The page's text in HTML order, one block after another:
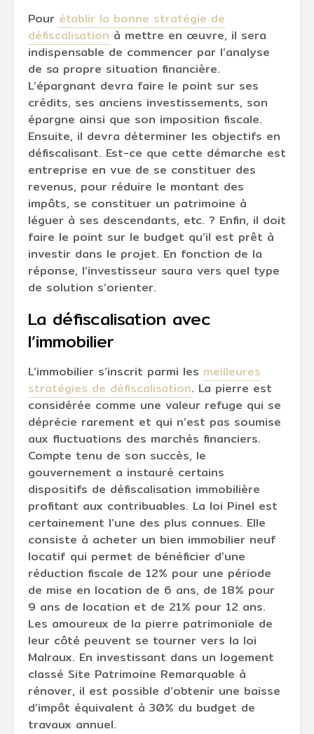
Pour établir la bonne stratégie de
défiscalisation à mettre en œuvre, il sera
indispensable de commencer par l’analyse
de sa propre situation financière.
L’épargnant devra faire le point sur ses
crédits, ses anciens investissements, son
épargne ainsi que son imposition fiscale.
Ensuite, il devra déterminer les objectifs en
défiscalisant. Est-ce que cette démarche est
entreprise en vue de se constituer des
revenus, pour réduire le montant des
impôts, se constituer un patrimoine à
léguer à ses descendants, etc. ? Enfin, il doit
faire le point sur le budget qu’il est prêt à
investir dans le projet. En fonction de la
réponse, l’investisseur saura vers quel type
de solution s’orienter.
La défiscalisation avec
l’immobilier
L’immobilier s’inscrit parmi les meilleures
stratégies de défiscalisation. La pierre est
considérée comme une valeur refuge qui se
déprécie rarement et qui n’est pas soumise
aux fluctuations des marchés financiers.
Compte tenu de son succès, le
gouvernement a instauré certains
dispositifs de défiscalisation immobilière
profitant aux contribuables. La loi Pinel est
certainement l’une des plus connues. Elle
consiste à acheter un bien immobilier neuf
locatif qui permet de bénéficier d’une
réduction fiscale de 12% pour une période
de mise en location de 6 ans, de 18% pour
9 ans de location et de 21% pour 12 ans.
Les amoureux de la pierre patrimoniale de
leur côté peuvent se tourner vers la loi
Malraux. En investissant dans un logement
classé Site Patrimoine Remarquable à
rénover, il est possible d’obtenir une baisse
d’impôt équivalent à 30% du budget de
travaux annuel.